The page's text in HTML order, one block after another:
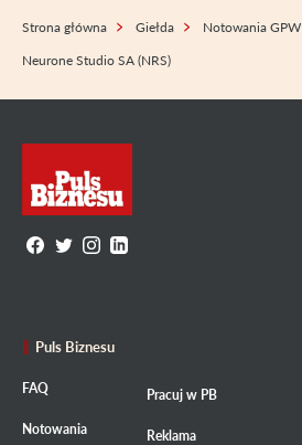
Strona główna Giełda
Notowania GPW
Neurone Studio SA (NRS)
Puls Biznesu
FAQ
Notowania
Pracuj w PB
Reklama